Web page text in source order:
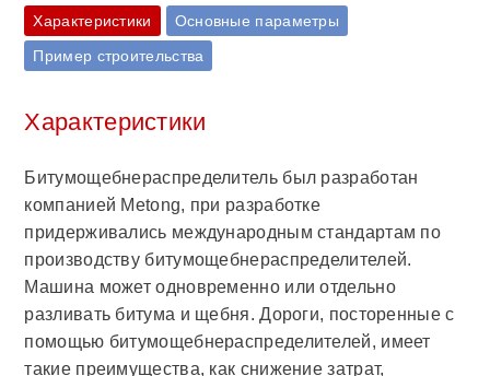
Характеристики
Основные параметры
Пример строительства
Характеристики
Битумощебнераспределитель был разработан
компанией Metong, при разработке
придерживались международным стандартам по
производству битумощебнераспределителей.
Машина может одновременно или отдельно
разливать битума и щебня. Дороги, посторенные с
помощью битумощебнераспределителей, имеет
такие преимущества, как снижение затрат,